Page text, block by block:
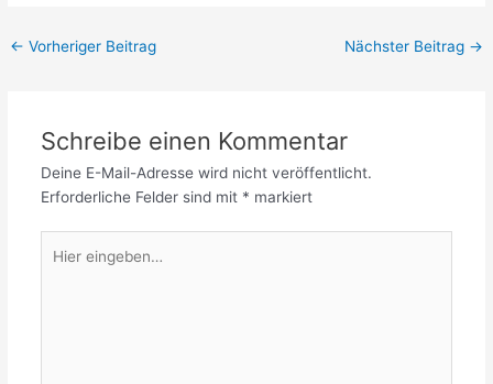
← Vorheriger Beitrag Nächster Beitrag →
Schreibe einen Kommentar
Deine E-Mail-Adresse wird nicht veröffentlicht.
Erforderliche Felder sind mit * markiert
eingeben…